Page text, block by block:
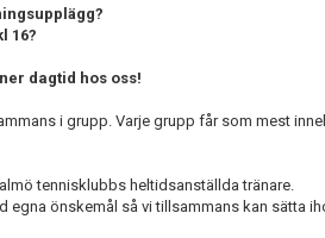
16?
dagtid hos oss!
i grupp. Varje grupp får som mest
tennisklubbs heltidsanställda tränare.
egna önskemål så vi tillsammans kan sätta